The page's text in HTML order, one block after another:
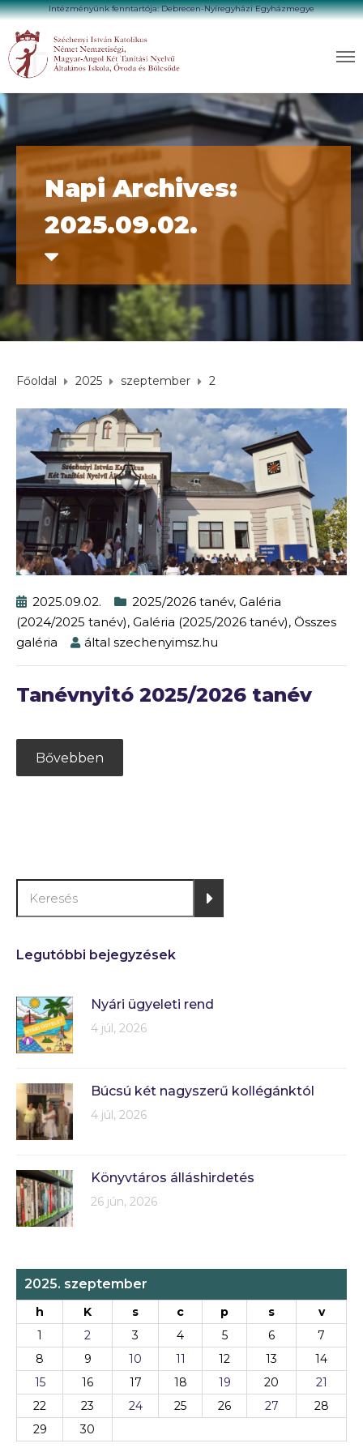
Intézményünk fenntartója: Debrecen-Nyíregyházi Egyházmegye
Napi Archives:
2025.09.02.
Főoldal 2025 szeptember 2
2025.09.02. 2025/2026 tanév, Galéria
(2024/2025 tanév), Galéria (2025/2026 tanév), Összes
galéria
által szechenyimsz.hu
Tanévnyitó 2025/2026 tanév
Bővebben
Legutóbbi bejegyzések
Nyári ügyeleti rend
4 júl, 2026
Búcsú két nagyszerű kollégánktól
4 júl, 2026
Könyvtáros álláshirdetés
26 jún, 2026
2025. szeptember
h K s c p s
v
1
2 3 4 5 6
7
8
9 10 11 12 13
14
15
16 17 18 19 20
21
22
23 24 25 26 27
28
29
30